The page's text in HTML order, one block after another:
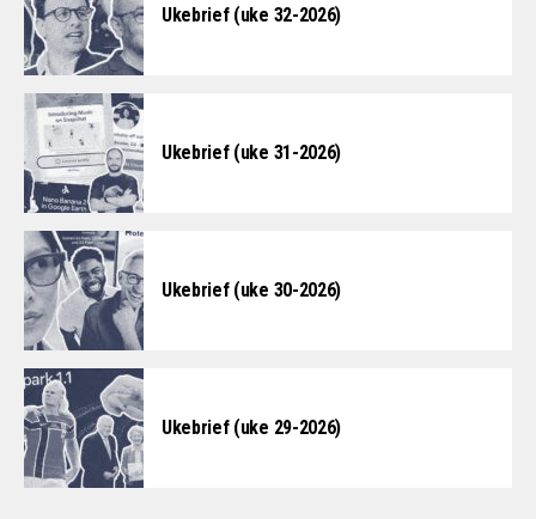
Ukebrief (uke 32-2026)
Ukebrief (uke 31-2026)
Ukebrief (uke 30-2026)
Ukebrief (uke 29-2026)